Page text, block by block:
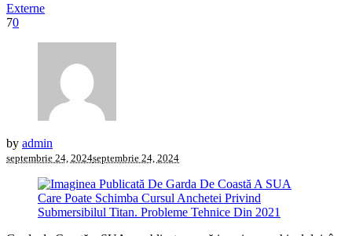
Externe
70
by admin
septembrie 24, 2024septembrie 24, 2024